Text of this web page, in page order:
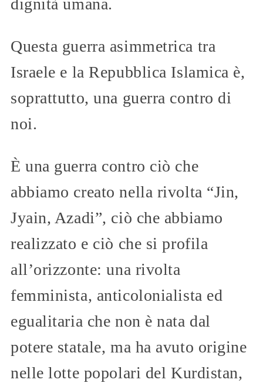
dignità umana.
Questa guerra asimmetrica tra
Israele e la Repubblica Islamica è,
soprattutto, una guerra contro di
noi.
È una guerra contro ciò che
abbiamo creato nella rivolta “Jin,
Jyain, Azadi”, ciò che abbiamo
realizzato e ciò che si profila
all’orizzonte: una rivolta
femminista, anticolonialista ed
egualitaria che non è nata dal
potere statale, ma ha avuto origine
nelle lotte popolari del Kurdistan,